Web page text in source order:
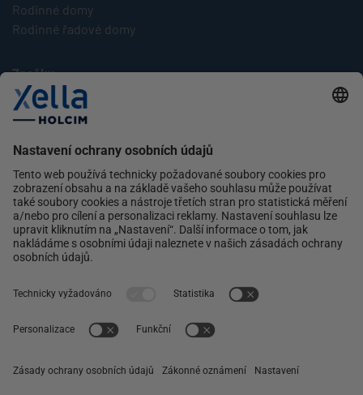
Rodinné domy
Rodinné řadové domy
Značky
Multipor
Silka
Xella
Kontakt
Ochrana osobních údajů